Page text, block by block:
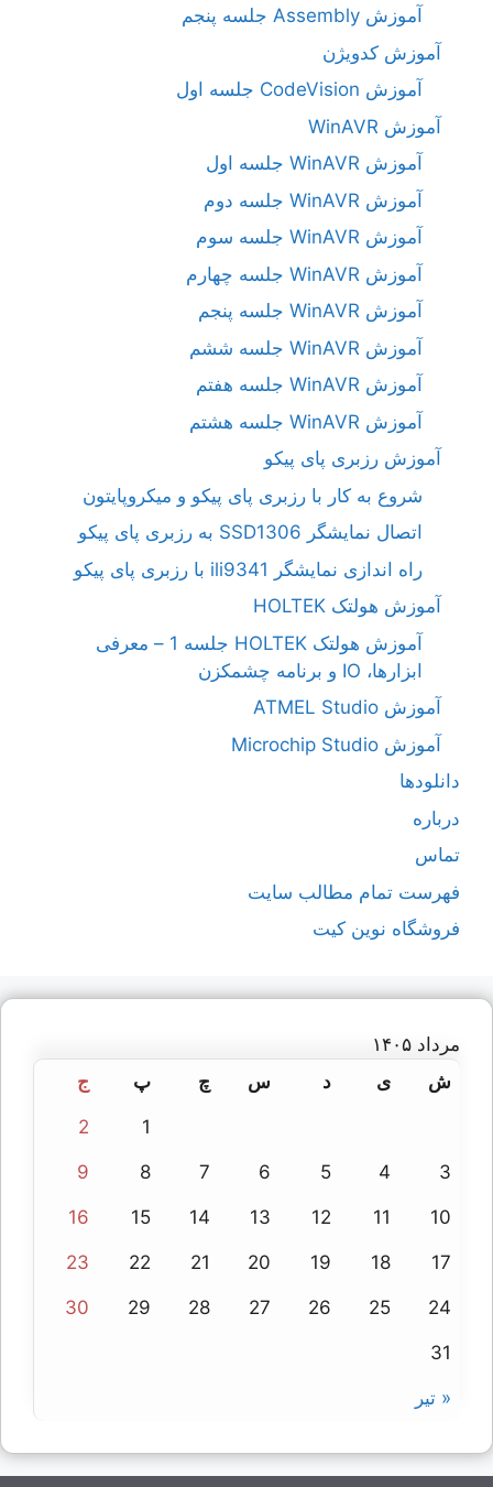
آموزش Assembly جلسه پنجم
آموزش کدویژن
آموزش CodeVision جلسه اول
آموزش WinAVR
آموزش WinAVR جلسه اول
آموزش WinAVR جلسه دوم
آموزش WinAVR جلسه سوم
آموزش WinAVR جلسه چهارم
آموزش WinAVR جلسه پنجم
آموزش WinAVR جلسه ششم
آموزش WinAVR جلسه هفتم
آموزش WinAVR جلسه هشتم
آموزش رزبری پای پیکو
شروع به کار با رزبری پای پیکو و میکروپایتون
اتصال نمایشگر SSD1306 به رزبری پای پیکو
راه اندازی نمایشگر ili9341 با رزبری پای پیکو
آموزش هولتک HOLTEK
آموزش هولتک HOLTEK جلسه 1 – معرفی
ابزارها، IO و برنامه چشمکزن
آموزش ATMEL Studio
آموزش Microchip Studio
دانلودها
درباره
تماس
فهرست تمام مطالب سایت
فروشگاه نوین کیت
مرداد ۱۴۰۵
ش
ی د س چ پ ج
« تیر
1
2
3
4
5
6
7
8
9
10
11
12
13
14
15
16
17
18
19
20
21
22
23
24
25
26
27
28
29
30
31